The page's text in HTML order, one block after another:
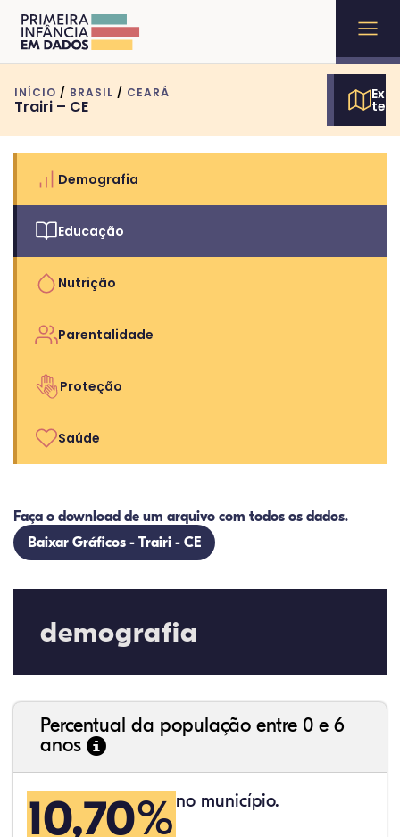
INÍCIO / BRASIL / CEARÁ
Trairi – CE
Demografia
Educação
Nutrição
Parentalidade
Proteção
Saúde
Faça o download de um arquivo com todos os dados.
Baixar Gráficos - Trairi - CE
demografia
Percentual da população entre 0 e 6
anos
10,70% no município.